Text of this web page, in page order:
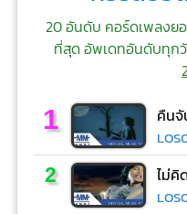
20 อันดับ คอร์ดเพลงย
ที่สุด อัพเดทอันดับทุก
1 คืน
2 ไม่คิ